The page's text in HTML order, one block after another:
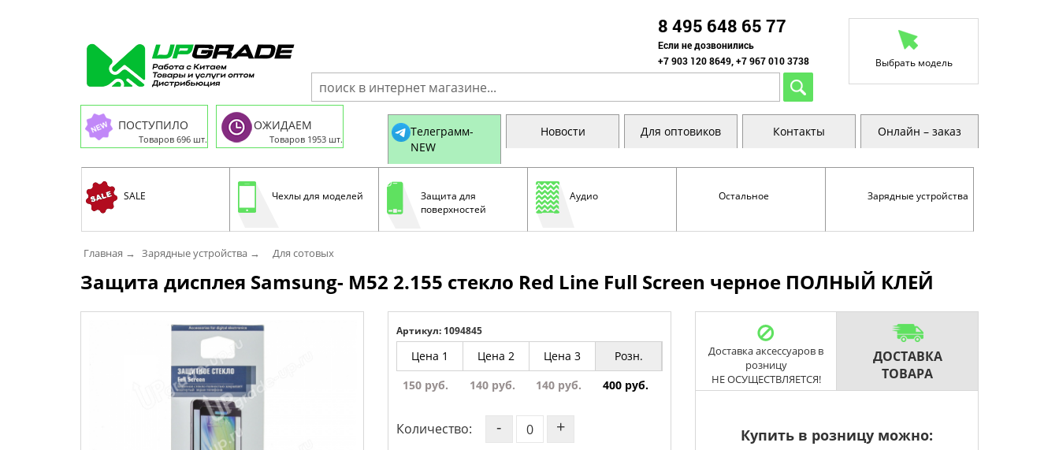
8 495 648 65 77
Если не дозвонились
+7 903 120 8649, +7 967 010 3738
Выбрать модель
ПОСТУПИЛО
Товаров 696 шт.
ОЖИДАЕМ
Товаров 1953 шт.
Телеграмм-
NEW
Новости Для оптовиков Контакты Онлайн – заказ
SALE Чехлы для моделей
Защита для
поверхностей
Аудио Остальное Зарядные устройства
Главная → Зарядные устройства → Для сотовых
Защита дисплея Samsung- M52 2.155 стекло Red Line Full Screen черное ПОЛНЫЙ КЛЕЙ
Артикул: 1094845
Цена 1 Цена 2 Цена 3
Розн.
150 руб.
140 руб. 140 руб. 400 руб.
Количество: - +
Доставка аксессуаров в
розницу
НЕ ОСУЩЕСТВЛЯЕТСЯ!
ДОСТАВКА
ТОВАРА
Купить в розницу можно: